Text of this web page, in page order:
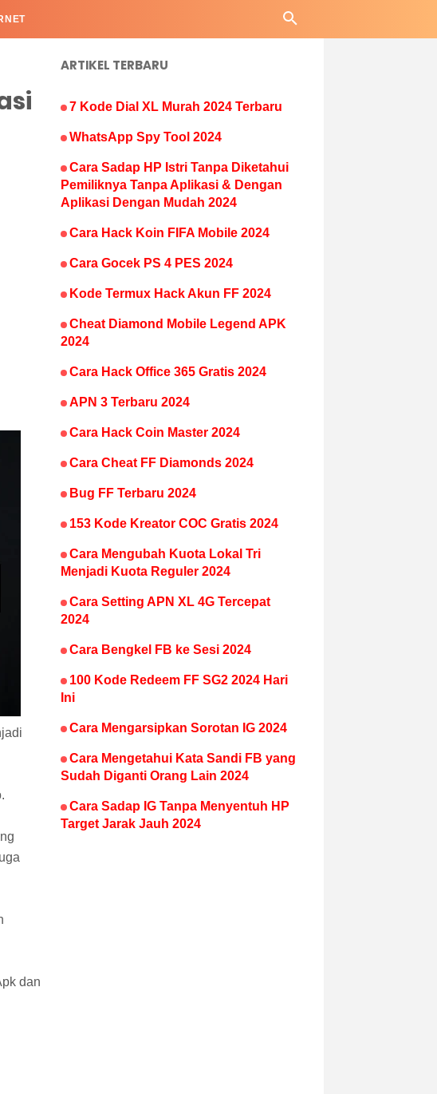
dan
ARTIKEL TERBARU
7 Kode Dial XL Murah 2024 Terbaru
WhatsApp Spy Tool 2024
Cara Sadap HP Istri Tanpa Diketahui
Pemiliknya Tanpa Aplikasi & Dengan
Aplikasi Dengan Mudah 2024
Cara Hack Koin FIFA Mobile 2024
Cara Gocek PS 4 PES 2024
Kode Termux Hack Akun FF 2024
Cheat Diamond Mobile Legend APK
2024
Cara Hack Office 365 Gratis 2024
APN 3 Terbaru 2024
Cara Hack Coin Master 2024
Cara Cheat FF Diamonds 2024
Bug FF Terbaru 2024
153 Kode Kreator COC Gratis 2024
Cara Mengubah Kuota Lokal Tri
Menjadi Kuota Reguler 2024
Cara Setting APN XL 4G Tercepat
2024
Cara Bengkel FB ke Sesi 2024
100 Kode Redeem FF SG2 2024 Hari
Ini
Cara Mengarsipkan Sorotan IG 2024
Cara Mengetahui Kata Sandi FB yang
Sudah Diganti Orang Lain 2024
Cara Sadap IG Tanpa Menyentuh HP
Target Jarak Jauh 2024